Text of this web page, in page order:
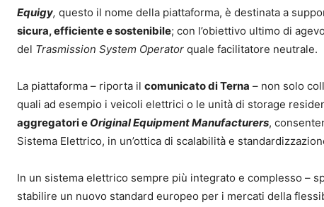
Equigy, questo il nome della piattaforma, è destinata a
sicura, efficiente e sostenibile; con l’obiettivo ultimo di
del Trasmission System Operator quale facilitatore neutrale.
La piattaforma – riporta il comunicato di Terna – non solo
quali ad esempio i veicoli elettrici o le unità di storage
aggregatori e Original Equipment Manufacturers,
Sistema Elettrico, in un’ottica di scalabilità e
In un sistema elettrico sempre più integrato e complesso –
stabilire un nuovo standard europeo per i mercati della